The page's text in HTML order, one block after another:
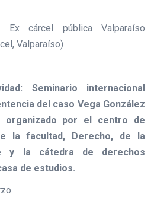
Ex cárcel pública Valparaíso
Valparaíso)
Seminario internacional
del caso Vega González
organizado por el centro de
la facultad, Derecho, de la
y la cátedra de derechos
de estudios.